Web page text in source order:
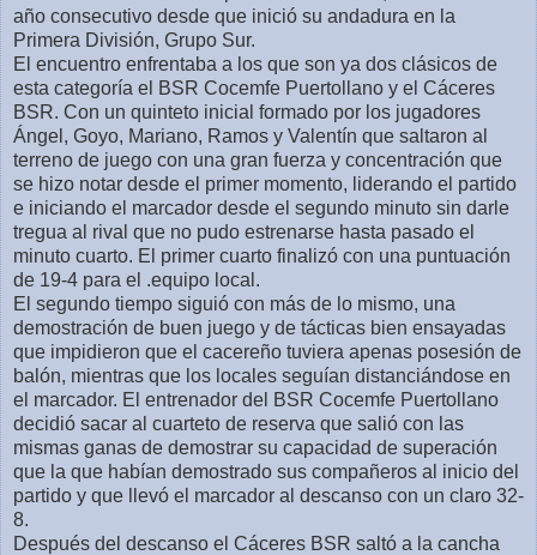
año consecutivo desde que inició su andadura en la
Primera División, Grupo Sur.
El encuentro enfrentaba a los que son ya dos clásicos de
esta categoría el BSR Cocemfe Puertollano y el Cáceres
BSR. Con un quinteto inicial formado por los jugadores
Ángel, Goyo, Mariano, Ramos y Valentín que saltaron al
terreno de juego con una gran fuerza y concentración que
se hizo notar desde el primer momento, liderando el partido
e iniciando el marcador desde el segundo minuto sin darle
tregua al rival que no pudo estrenarse hasta pasado el
minuto cuarto. El primer cuarto finalizó con una puntuación
de 19-4 para el .equipo local.
El segundo tiempo siguió con más de lo mismo, una
demostración de buen juego y de tácticas bien ensayadas
que impidieron que el cacereño tuviera apenas posesión de
balón, mientras que los locales seguían distanciándose en
el marcador. El entrenador del BSR Cocemfe Puertollano
decidió sacar al cuarteto de reserva que salió con las
mismas ganas de demostrar su capacidad de superación
que la que habían demostrado sus compañeros al inicio del
partido y que llevó el marcador al descanso con un claro 32-
8.
Después del descanso el Cáceres BSR saltó a la cancha